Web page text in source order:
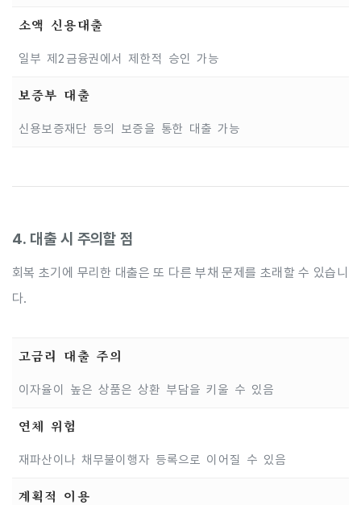
소액 신용대출
일부 제2금융권에서 제한적 승인 가능
보증부 대출
신용보증재단 등의 보증을 통한 대출 가능
4. 대출 시 주의할 점
회복 초기에 무리한 대출은 또 다른 부채 문제를 초래할 수 있습니
다.
고금리 대출 주의
이자율이 높은 상품은 상환 부담을 키울 수 있음
연체 위험
재파산이나 채무불이행자 등록으로 이어질 수 있음
계획적 이용